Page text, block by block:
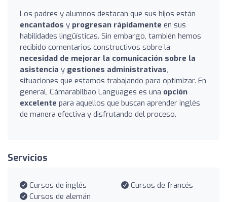
Los padres y alumnos destacan que sus hijos están
encantados y progresan rápidamente en sus
habilidades lingüísticas. Sin embargo, también hemos
recibido comentarios constructivos sobre la
necesidad de mejorar la comunicación sobre la
asistencia y gestiones administrativas,
situaciones que estamos trabajando para optimizar. En
general, Cámarabilbao Languages es una opción
excelente para aquellos que buscan aprender inglés
de manera efectiva y disfrutando del proceso.
Servicios
Cursos de inglés
Cursos de francés
Cursos de alemán